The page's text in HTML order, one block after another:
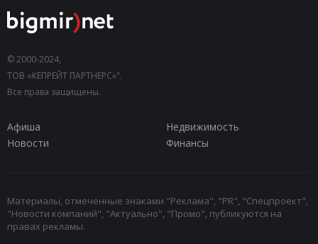
© 2000-2024,
ТОВ «КЕПРЕЙТ ПАРТНЕРС»".
Все права защищены.
Афиша
Недвижимость
Новости
Финансы
Материалы, отмеченные знаками "Реклама", "PR", "Спецпроект",
"Новости компаний", "Актуально", "Промо", публикуются на
правах рекламы.